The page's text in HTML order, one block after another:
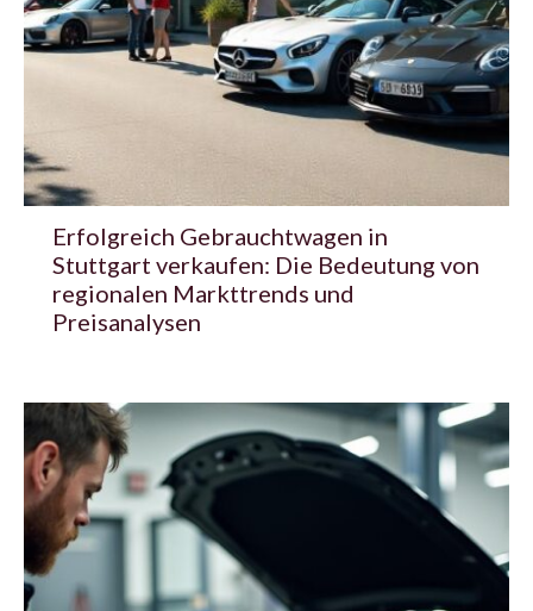
Erfolgreich Gebrauchtwagen in
Stuttgart verkaufen: Die Bedeutung von
regionalen Markttrends und
Preisanalysen